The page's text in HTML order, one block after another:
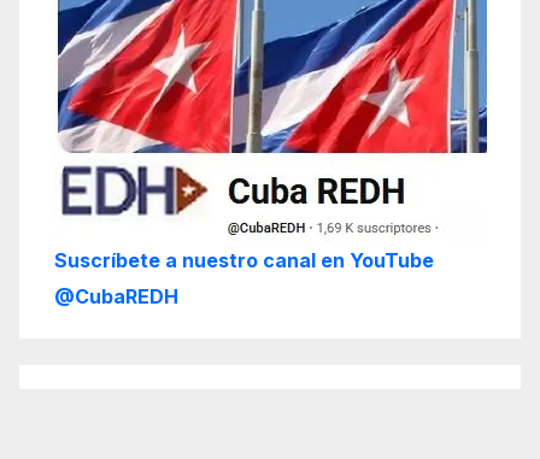
Suscríbete a nuestro canal en YouTube
@CubaREDH